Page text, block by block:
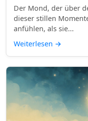
Der Mond, der über
dieser stillen
anfühlen, als sie...
Weiterlesen →